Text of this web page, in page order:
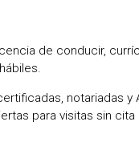
de conducir,
notariadas y
para visitas sin